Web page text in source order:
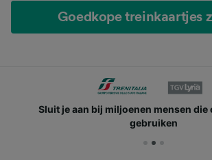
Goedkope treinkaartjes
Sluit je aan bij miljoenen mensen die
gebruiken